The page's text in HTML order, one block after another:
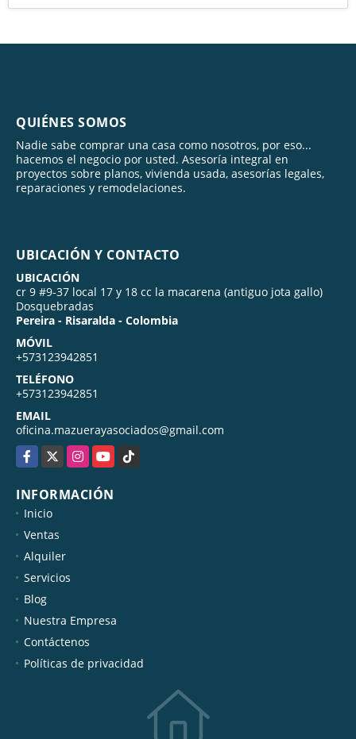
QUIÉNES SOMOS
Nadie sabe comprar una casa como nosotros, por eso...
hacemos el negocio por usted. Asesoría integral en
proyectos sobre planos, vivienda usada, asesorías legales,
reparaciones y remodelaciones.
UBICACIÓN Y CONTACTO
UBICACIÓN
cr 9 #9-37 local 17 y 18 cc la macarena (antiguo jota gallo)
Dosquebradas
Pereira - Risaralda - Colombia
MÓVIL
+573123942851
TELÉFONO
+573123942851
EMAIL
oficina.mazuerayasociados@gmail.com
Facebook
X InstagramYouTubeTikTok
INFORMACIÓN
Inicio
Ventas
Alquiler
Servicios
Blog
Nuestra Empresa
Contáctenos
Políticas de privacidad